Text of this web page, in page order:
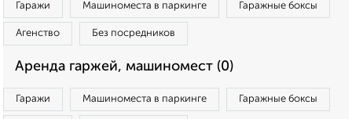
Гаражи Машиноместа в паркинге Гаражные боксы
Агенство Без посредников
Аренда гаржей, машиномест (0)
Гаражи Машиноместа в паркинге Гаражные боксы